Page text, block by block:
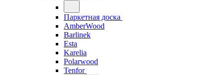
Паркетная доска
AmberWood
Barlinek
Esta
Karelia
Polarwood
Tenfor